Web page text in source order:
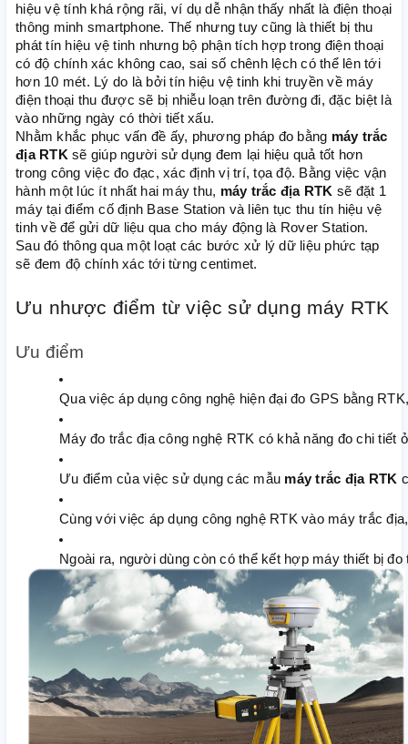
hiệu vệ tính khá rộng rãi, ví dụ dễ nhận thấy nhất là điện thoại
thông minh smartphone. Thế nhưng tuy cũng là thiết bị thu
phát tín hiệu vệ tinh nhưng bộ phận tích hợp trong điện thoại
có độ chính xác không cao, sai số chênh lệch có thể lên tới
hơn 10 mét. Lý do là bởi tín hiệu vệ tinh khi truyền về máy
điện thoại thu được sẽ bị nhiễu loạn trên đường đi, đặc biệt là
vào những ngày có thời tiết xấu.
Nhằm khắc phục vấn đề ấy, phương pháp đo bằng máy trắc
địa RTK sẽ giúp người sử dụng đem lại hiệu quả tốt hơn
trong công việc đo đạc, xác định vị trí, tọa độ. Bằng việc vận
hành một lúc ít nhất hai máy thu, máy trắc địa RTK sẽ đặt 1
máy tại điểm cố định Base Station và liên tục thu tín hiệu vệ
tinh về để gửi dữ liệu qua cho máy động là Rover Station.
Sau đó thông qua một loạt các bước xử lý dữ liệu phức tạp
sẽ đem độ chính xác tới từng centimet.
Ưu nhược điểm từ việc sử dụng máy RTK
Ưu điểm
Qua việc áp dụng công nghệ hiện đại đo GPS bằng
Máy đo trắc địa công nghệ RTK có khả năng đo chi
Ưu điểm của việc sử dụng các mẫu máy trắc địa RTK
Cùng với việc áp dụng công nghệ RTK vào máy trắc
Ngoài ra, người dùng còn có thể kết hợp máy thiết bị